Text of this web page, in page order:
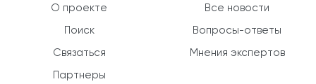
О проекте
Поиск
Связаться
Партнеры
Все новости
Вопросы-ответы
Мнения экспертов